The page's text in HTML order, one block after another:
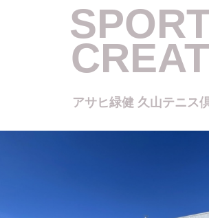
アサヒ緑健 久山テニス